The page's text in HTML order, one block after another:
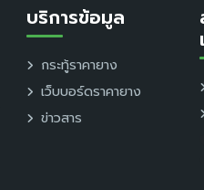
บริการข้อมูล
กระทู้ราคายาง
เว็บบอร์ดราคายาง
ข่าวสาร